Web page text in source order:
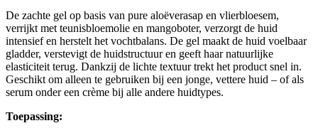
De zachte gel op basis van pure aloëverasap en vlierbloesem,
verrijkt met teunisbloemolie en mangoboter, verzorgt de huid
intensief en herstelt het vochtbalans. De gel maakt de huid voelbaar
gladder, verstevigt de huidstructuur en geeft haar natuurlijke
elasticiteit terug. Dankzij de lichte textuur trekt het product snel in.
Geschikt om alleen te gebruiken bij een jonge, vettere huid – of als
serum onder een crème bij alle andere huidtypes.
Toepassing: